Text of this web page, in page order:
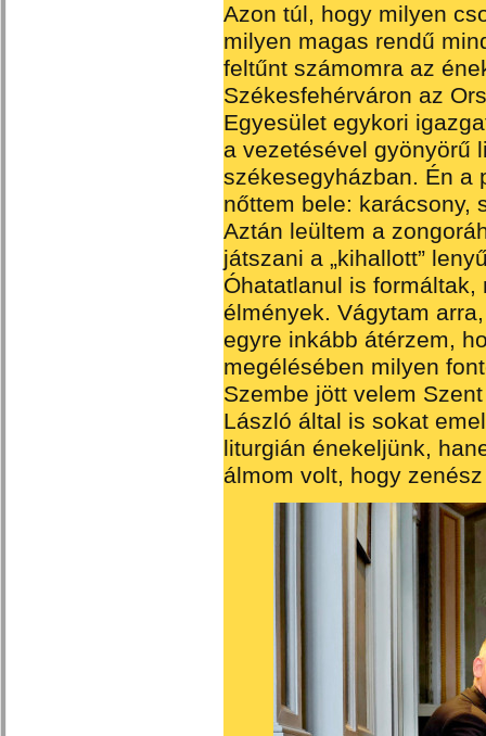
Azon túl, hogy milyen
milyen magas rendű
feltűnt számomra az
Székesfehérváron az
Egyesület egykori
a vezetésével gyönyörű
székesegyházban. Én a
nőttem bele:
Aztán leültem a
játszani a „kihallott”
Óhatatlanul is
élmények. Vágytam
egyre inkább átérzem,
megélésében milyen
Szembe jött velem
László által is sokat
liturgián énekeljünk,
álmom volt, hogy